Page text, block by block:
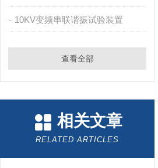
10KV变频串联谐振试验装置
查看全部
相关文章
RELATED ARTICLES